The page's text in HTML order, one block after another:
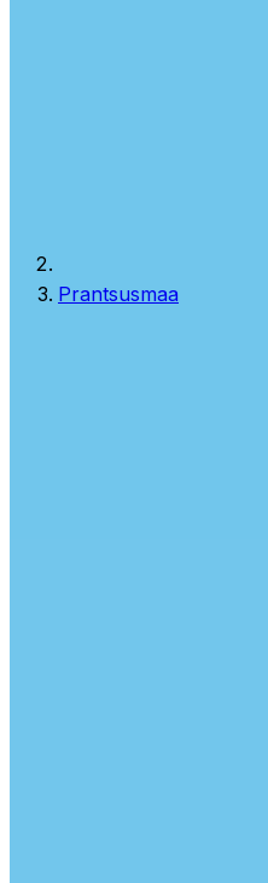
Prantsusmaa